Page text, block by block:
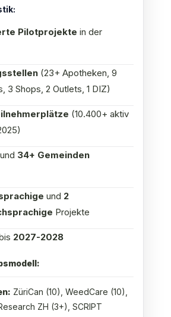
Pilotprojekte in der
(23+ Apotheken, 9
3 Shops, 2 Outlets, 1 DIZ)
(10.400+ aktiv
und 34+ Gemeinden
und 2
Projekte
2027-2028
ZüriCan (10), WeedCare (10),
ZH (3+), SCRIPT